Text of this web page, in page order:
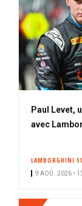
Paul Levet,
avec
LAMBORGHINI
9 AOÛ. 2026 •